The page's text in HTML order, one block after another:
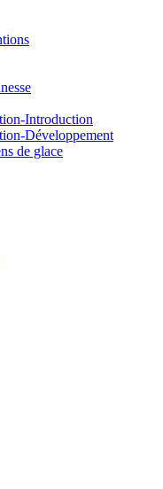
Introduction
Développement
de glace